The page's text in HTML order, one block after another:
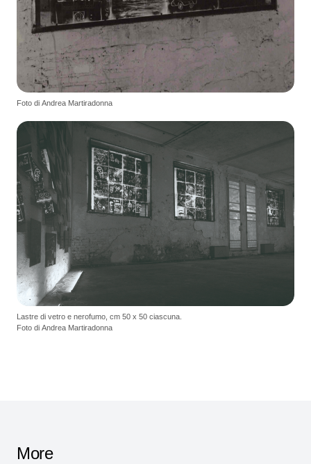
Foto di Andrea Martiradonna
Lastre di vetro e nerofumo, cm 50 x 50 ciascuna.
Foto di Andrea Martiradonna
More